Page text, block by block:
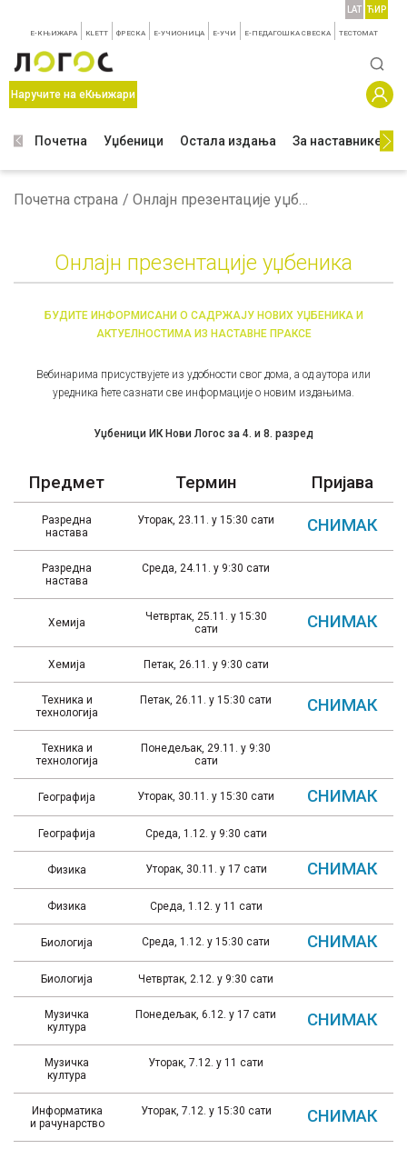
E-КЊИЖАРА KLETT ФРЕСКА E-УЧИОНИЦА E-УЧИ Е-ПЕДАГОШКА СВЕСКА TЕСТОМАТ
LAT ЋИР
Наручите на еКњижари
Почетна Уџбеници Остала издања За наставнике
Почетна страна Онлајн презентације уџбеника
Онлајн презентације уџбеника
БУДИТЕ ИНФОРМИСАНИ О САДРЖАЈУ НОВИХ УЏБЕНИКА И
АКТУЕЛНОСТИМА ИЗ НАСТАВНЕ ПРАКСЕ
Вебинарима присуствујете из удобности свог дома, а од аутора или
уредника ћете сазнати све информације о новим издањима.
Уџбеници ИК Нови Логос за 4. и 8. разред
Предмет Термин Пријава
Разредна
настава
Уторак, 23.11. у 15:30 сати СНИМАК
Разредна
настава
Среда, 24.11. у 9:30 сати
Хемија
Четвртак, 25.11. у 15:30
сати
СНИМАК
Хемија Петак, 26.11. у 9:30 сати
Техника и
технологија
Петак, 26.11. у 15:30 сати СНИМАК
Техника и
технологија
Понедељак, 29.11. у 9:30
сати
Географија Уторак, 30.11. у 15:30 сати СНИМАК
Географија Среда, 1.12. у 9:30 сати
Физика Уторак, 30.11. у 17 сати СНИМАК
Физика Среда, 1.12. у 11 сати
Биологија Среда, 1.12. у 15:30 сати СНИМАК
Биологија Четвртак, 2.12. у 9:30 сати
Музичка
култура
Понедељак, 6.12. у 17 сати СНИМАК
Музичка
култура
Уторак, 7.12. у 11 сати
Информатика
и рачунарство
Уторак, 7.12. у 15:30 сати СНИМАК